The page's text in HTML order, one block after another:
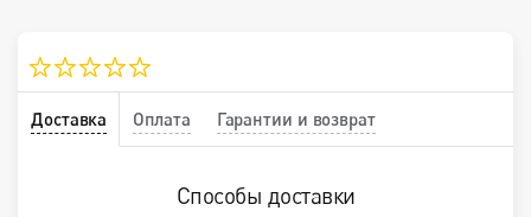
Доставка Оплата Гарантии и возврат
Способы доставки